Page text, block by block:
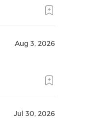
Aug 3, 2026
Jul 30, 2026